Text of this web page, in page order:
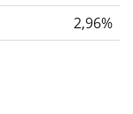
2,96%